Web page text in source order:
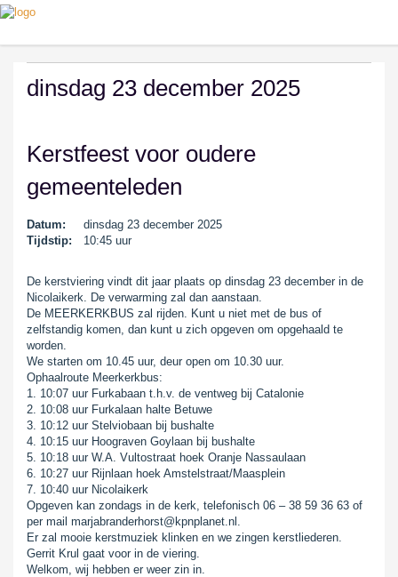
dinsdag 23 december 2025
Kerstfeest voor oudere
gemeenteleden
Datum:
dinsdag 23 december 2025
Tijdstip:
10:45 uur
De kerstviering vindt dit jaar plaats op dinsdag 23 december in de
Nicolaikerk. De verwarming zal dan aanstaan.
De MEERKERKBUS zal rijden. Kunt u niet met de bus of
zelfstandig komen, dan kunt u zich opgeven om opgehaald te
worden.
We starten om 10.45 uur, deur open om 10.30 uur.
Ophaalroute Meerkerkbus:
1. 10:07 uur Furkabaan t.h.v. de ventweg bij Catalonie
2. 10:08 uur Furkalaan halte Betuwe
3. 10:12 uur Stelviobaan bij bushalte
4. 10:15 uur Hoograven Goylaan bij bushalte
5. 10:18 uur W.A. Vultostraat hoek Oranje Nassaulaan
6. 10:27 uur Rijnlaan hoek Amstelstraat/Maasplein
7. 10:40 uur Nicolaikerk
Opgeven kan zondags in de kerk, telefonisch 06 – 38 59 36 63 of
per mail marjabranderhorst@kpnplanet.nl.
Er zal mooie kerstmuziek klinken en we zingen kerstliederen.
Gerrit Krul gaat voor in de viering.
Welkom, wij hebben er weer zin in.